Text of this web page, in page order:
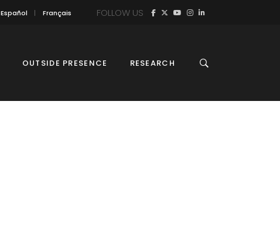
Español Français FOLLOW US
OUTSIDE PRESENCE RESEARCH